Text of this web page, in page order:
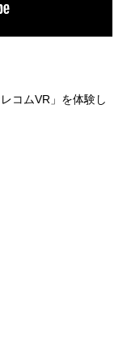
コムVR」を体験し